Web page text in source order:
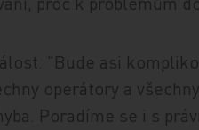
"Bude asi
operátory a
Poradíme se i s